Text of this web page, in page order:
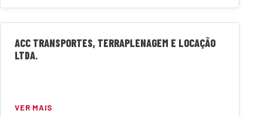
ACC TRANSPORTES, TERRAPLENAGEM E LOCAÇÃO
LTDA.
VER MAIS